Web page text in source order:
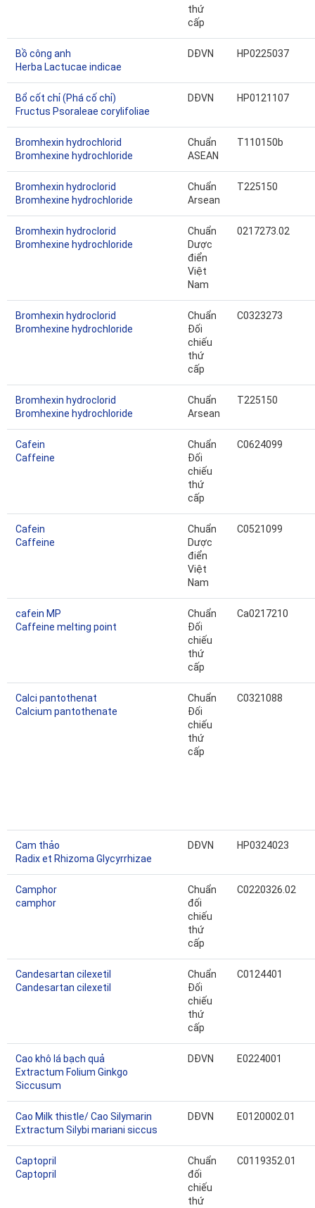
thứ
cấp
Bồ công anh
Herba Lactucae indicae
DĐVN HP0225037
Bổ cốt chỉ (Phá cố chỉ)
Fructus Psoraleae corylifoliae
DĐVN HP0121107
Bromhexin hydrochlorid
Bromhexine hydrochloride
Chuẩn
ASEAN
T110150b
Bromhexin hydroclorid
Bromhexine hydrochloride
Chuẩn
Arsean
T225150
Bromhexin hydroclorid
Bromhexine hydrochloride
Chuẩn
Dược
điển
Việt
Nam
0217273.02
Bromhexin hydroclorid
Bromhexine hydrochloride
Chuẩn
Đối
chiếu
thứ
cấp
C0323273
Bromhexin hydroclorid
Bromhexine hydrochloride
Chuẩn
Arsean
T225150
Cafein
Caffeine
Chuẩn
Đối
chiếu
thứ
cấp
C0624099
Cafein
Caffeine
Chuẩn
Dược
điển
Việt
Nam
C0521099
cafein MP
Caffeine melting point
Chuẩn
Đối
chiếu
thứ
cấp
Ca0217210
Calci pantothenat
Calcium pantothenate
Chuẩn
Đối
chiếu
thứ
cấp
C0321088
Cam thảo
Radix et Rhizoma Glycyrrhizae
DĐVN HP0324023
Camphor
camphor
Chuẩn
đối
chiếu
thứ
cấp
C0220326.02
Candesartan cilexetil
Candesartan cilexetil
Chuẩn
Đối
chiếu
thứ
cấp
C0124401
Cao khô lá bạch quả
Extractum Folium Ginkgo
Siccusum
DĐVN E0224001
Cao Milk thistle/ Cao Silymarin
Extractum Silybi mariani siccus
DĐVN E0120002.01
Captopril
Captopril
Chuẩn
đối
chiếu
thứ
C0119352.01